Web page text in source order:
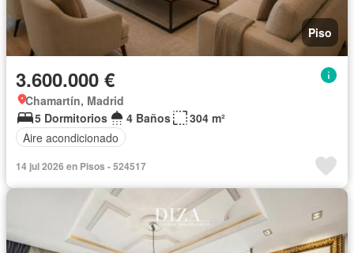
Piso
3.600.000 €
Chamartín, Madrid
5 Dormitorios
4 Baños
304 m²
Aire acondicionado
14 jul 2026 en Pisos - 524517